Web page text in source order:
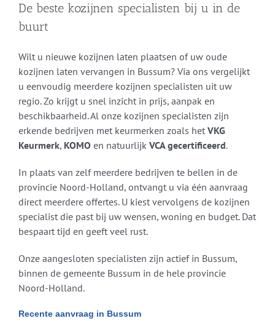
De beste kozijnen specialisten bij u in de
buurt
Wilt u nieuwe kozijnen laten plaatsen of uw oude
kozijnen laten vervangen in Bussum? Via ons vergelijkt
u eenvoudig meerdere kozijnen specialisten uit uw
regio. Zo krijgt u snel inzicht in prijs, aanpak en
beschikbaarheid. Al onze kozijnen specialisten zijn
erkende bedrijven met keurmerken zoals het VKG
Keurmerk, KOMO en natuurlijk VCA gecertificeerd.
In plaats van zelf meerdere bedrijven te bellen in de
provincie Noord-Holland, ontvangt u via één aanvraag
direct meerdere offertes. U kiest vervolgens de kozijnen
specialist die past bij uw wensen, woning en budget. Dat
bespaart tijd en geeft veel rust.
Onze aangesloten specialisten zijn actief in Bussum,
binnen de gemeente Bussum in de hele provincie
Noord-Holland.
Recente aanvraag in Bussum